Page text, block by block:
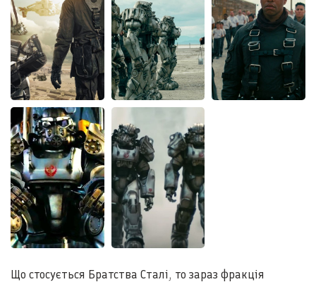
Що стосується Братства Сталі, то зараз фракція